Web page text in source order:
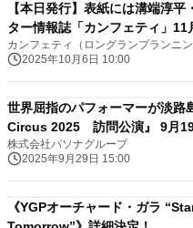
【本日発行】表紙には溝端淳
ター情報誌「カンフェティ」11
カンフェティ（ロングランプランニン
2025年10月6日 10:00
世界屈指のパフォーマーが淡
Circus 2025 訪問公演』 9月
株式会社パソナグループ
2025年9月29日 15:00
《YGPオーチャード・ガラ